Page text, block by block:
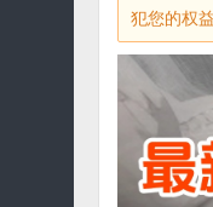
犯您的权